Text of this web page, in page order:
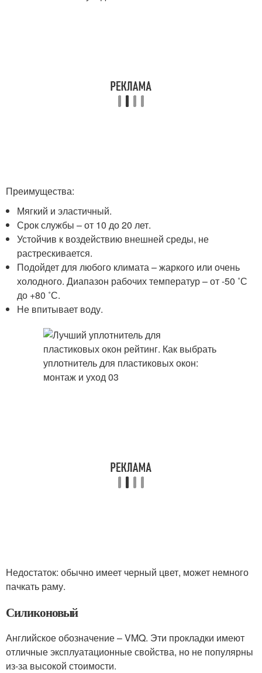
Преимущества:
Мягкий и эластичный.
Срок службы – от 10 до 20 лет.
Устойчив к воздействию внешней среды, не
растрескивается.
Подойдет для любого климата – жаркого или очень
холодного. Диапазон рабочих температур – от -50 ˚С
до +80 ˚С.
Не впитывает воду.
Недостаток: обычно имеет черный цвет, может немного
пачкать раму.
Силиконовый
Английское обозначение – VMQ. Эти прокладки имеют
отличные эксплуатационные свойства, но не популярны
из-за высокой стоимости.